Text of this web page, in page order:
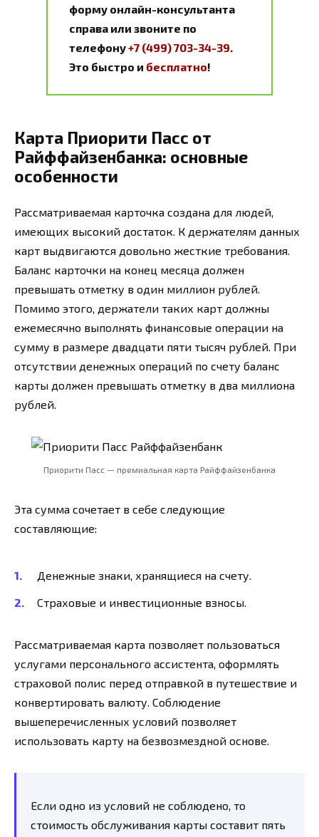
форму онлайн-консультанта
справа или звоните по
телефону+7 (499) 703-34-39.
Это быстро и бесплатно!
Карта Приорити Пасс от
Райффайзенбанка: основные
особенности
Рассматриваемая карточка создана для людей,
имеющих высокий достаток. К держателям данных
карт выдвигаются довольно жесткие требования.
Баланс карточки на конец месяца должен
превышать отметку в один миллион рублей.
Помимо этого, держатели таких карт должны
ежемесячно выполнять финансовые операции на
сумму в размере двадцати пяти тысяч рублей. При
отсутствии денежных операций по счету баланс
карты должен превышать отметку в два миллиона
рублей.
Приорити Пасс — премиальная карта Райффайзенбанка
Эта сумма сочетает в себе следующие
составляющие:
Денежные знаки, хранящиеся на счету.
Страховые и инвестиционные взносы.
Рассматриваемая карта позволяет пользоваться
услугами персонального ассистента, оформлять
страховой полис перед отправкой в путешествие и
конвертировать валюту. Соблюдение
вышеперечисленных условий позволяет
использовать карту на безвозмездной основе.
Если одно из условий не соблюдено, то
стоимость обслуживания карты составит пять